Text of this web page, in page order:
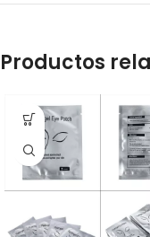
Productos